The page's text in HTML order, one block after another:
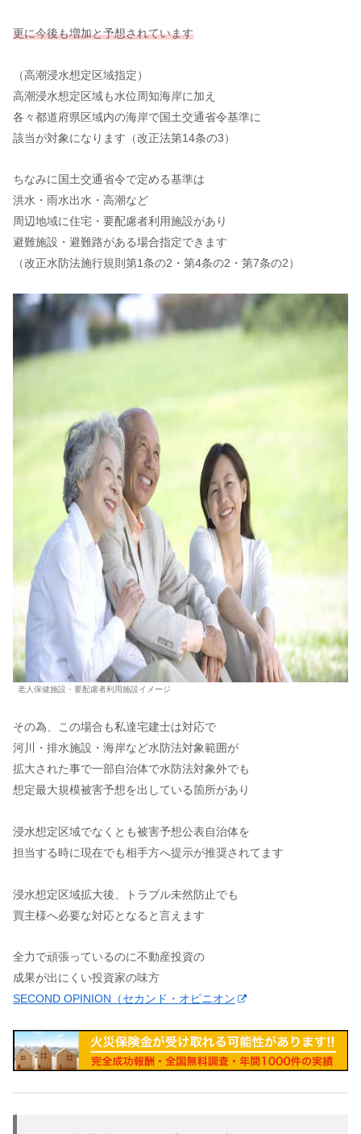
更に今後も増加と予想されています
（高潮浸水想定区域指定）
高潮浸水想定区域も水位周知海岸に加え
各々都道府県区域内の海岸で国土交通省令基準に
該当が対象になります（改正法第14条の3）
ちなみに国土交通省令で定める基準は
洪水・雨水出水・高潮など
周辺地域に住宅・要配慮者利用施設があり
避難施設・避難路がある場合指定できます
（改正水防法施行規則第1条の2・第4条の2・第7条の2）
老人保健施設・要配慮者利用施設イメージ
その為、この場合も私達宅建士は対応で
河川・排水施設・海岸など水防法対象範囲が
拡大された事で一部自治体で水防法対象外でも
想定最大規模被害予想を出している箇所があり
浸水想定区域でなくとも被害予想公表自治体を
担当する時に現在でも相手方へ提示が推奨されてます
浸水想定区域拡大後、トラブル未然防止でも
買主様へ必要な対応となると言えます
全力で頑張っているのに不動産投資の
成果が出にくい投資家の味方
SECOND OPINION（セカンド・オピニオン